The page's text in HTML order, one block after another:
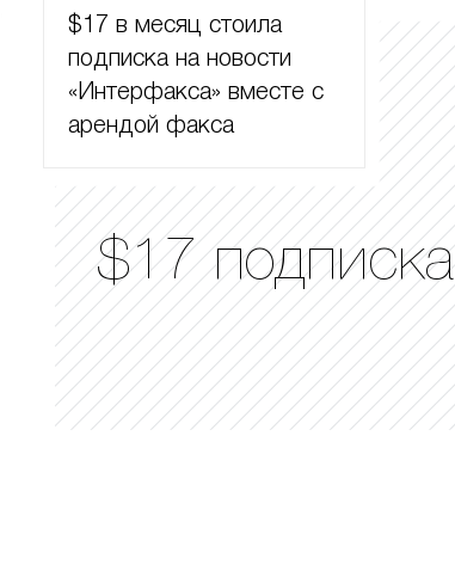
$17 в месяц стоила
подписка на новости
«Интерфакса» вместе с
арендой факса
$17 подписка